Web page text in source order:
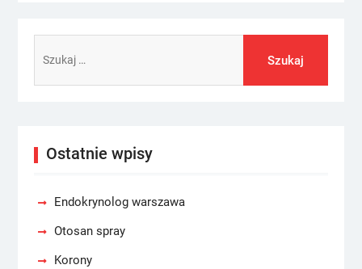
Ostatnie wpisy
Endokrynolog warszawa
Otosan spray
Korony